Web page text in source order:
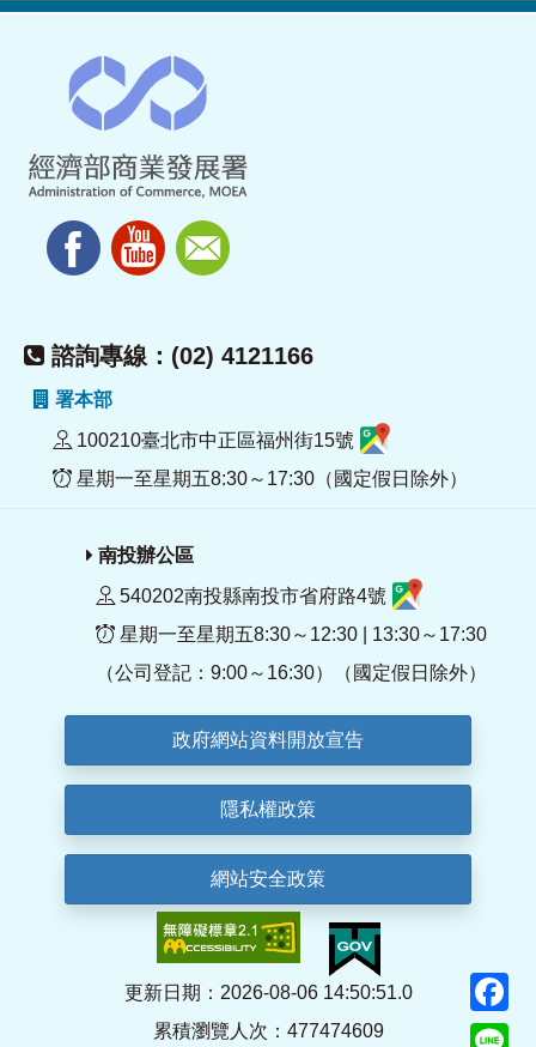
諮詢專線：(02) 4121166
署本部
100210臺北市中正區福州街15號
星期一至星期五8:30～17:30（國定假日除外）
南投辦公區
540202南投縣南投市省府路4號
星期一至星期五8:30～12:30 | 13:30～17:30
（公司登記：9:00～16:30）（國定假日除外）
政府網站資料開放宣告
隱私權政策
網站安全政策
更新日期：2026-08-06 14:50:51.0
累積瀏覽人次：477474609